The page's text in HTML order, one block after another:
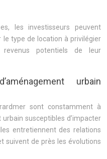
les investisseurs peuvent
le type de location à privilégier
potentiels de leur
urbain
sont constamment à
susceptibles d’impacter
entretiennent des relations
suivent de près les évolutions